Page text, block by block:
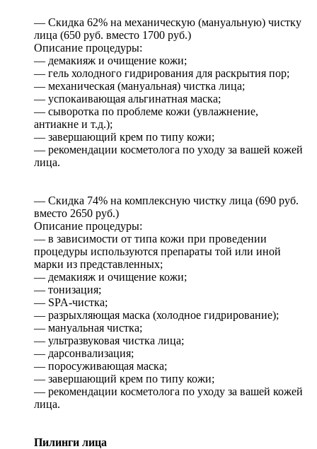
— Скидка 62% на механическую (мануальную) чистку
лица (650 руб. вместо 1700 руб.)
Описание процедуры:
— демакияж и очищение кожи;
— гель холодного гидрирования для раскрытия пор;
— механическая (мануальная) чистка лица;
— успокаивающая альгинатная маска;
— сыворотка по проблеме кожи (увлажнение,
антиакне и т.д.);
— завершающий крем по типу кожи;
— рекомендации косметолога по уходу за вашей кожей
лица.
— Скидка 74% на комплексную чистку лица (690 руб.
вместо 2650 руб.)
Описание процедуры:
— в зависимости от типа кожи при проведении
процедуры используются препараты той или иной
марки из представленных;
— демакияж и очищение кожи;
— тонизация;
— SPA-чистка;
— разрыхляющая маска (холодное гидрирование);
— мануальная чистка;
— ультразвуковая чистка лица;
— дарсонвализация;
— поросуживающая маска;
— завершающий крем по типу кожи;
— рекомендации косметолога по уходу за вашей кожей
лица.
Пилинги лица